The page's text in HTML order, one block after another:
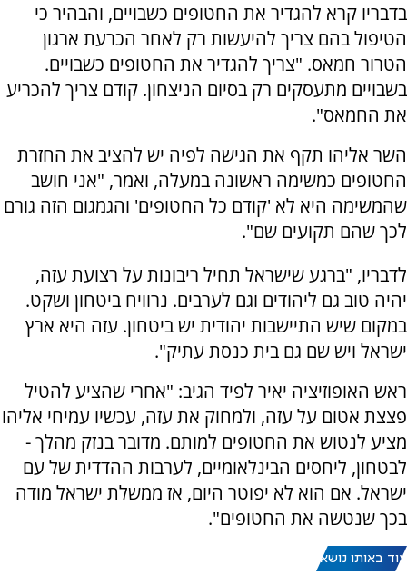
בדבריו קרא להגדיר את החטופים כשבויים, והבהיר כי
הטיפול בהם צריך להיעשות רק לאחר הכרעת ארגון
הטרור חמאס. "צריך להגדיר את החטופים כשבויים.
בשבויים מתעסקים רק בסיום הניצחון. קודם צריך להכריע
את החמאס".
השר אליהו תקף את הגישה לפיה יש להציב את החזרת
החטופים כמשימה ראשונה במעלה, ואמר, "אני חושב
שהמשימה היא לא 'קודם כל החטופים' והגמגום הזה גורם
לכך שהם תקועים שם".
לדבריו, "ברגע שישראל תחיל ריבונות על רצועת עזה,
יהיה טוב גם ליהודים וגם לערבים. נרוויח ביטחון ושקט.
במקום שיש התיישבות יהודית יש ביטחון. עזה היא ארץ
ישראל ויש שם גם בית כנסת עתיק".
ראש האופוזיציה יאיר לפיד הגיב: "אחרי שהציע להטיל
פצצת אטום על עזה, ולמחוק את עזה, עכשיו עמיחי אליהו
מציע לנטוש את החטופים למותם. מדובר בנזק מהלך -
לבטחון, ליחסים הבינלאומיים, לערבות ההדדית של עם
ישראל. אם הוא לא יפוטר היום, אז ממשלת ישראל מודה
בכך שנטשה את החטופים".
עוד באותו נושא: